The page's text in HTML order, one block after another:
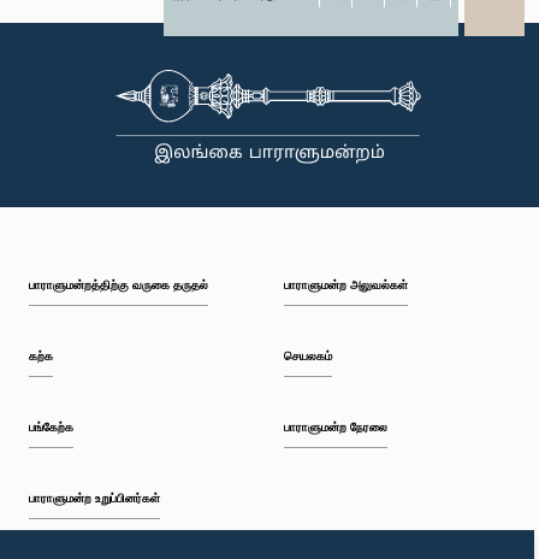
பாராளுமன்றத்திற்கு வருகை தருதல்
கற்க
பங்கேற்க
பாராளுமன்ற உறுப்பினர்கள்
பாராளுமன்ற அலுவல்கள்
செயலகம்
பாராளுமன்ற நேரலை